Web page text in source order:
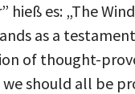
hieß es: „The
as a
of thought-
should all be